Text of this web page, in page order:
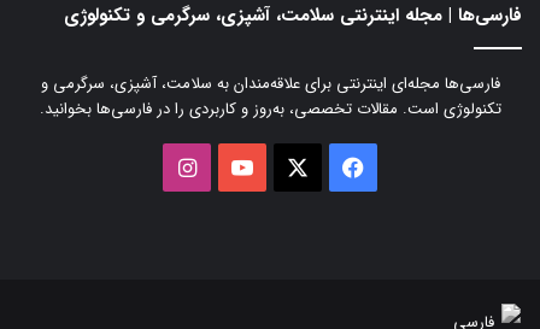
فارسی‌ها | مجله اینترنتی سلامت، آشپزی، سرگرمی و تکنولوژی
فارسی‌ها مجله‌ای اینترنتی برای علاقه‌مندان به سلامت، آشپزی، سرگرمی و
تکنولوژی است. مقالات تخصصی، به‌روز و کاربردی را در فارسی‌ها بخوانید.
فیسبوک یوتیوب